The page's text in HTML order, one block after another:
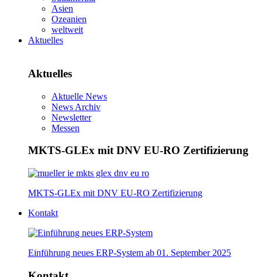
Asien
Ozeanien
weltweit
Aktuelles
Aktuelles
Aktuelle News
News Archiv
Newsletter
Messen
MKTS-GLEx mit DNV EU-RO Zertifizierung
MKTS-GLEx mit DNV EU-RO Zertifizierung
Kontakt
Einführung neues ERP-System ab 01. September 2025